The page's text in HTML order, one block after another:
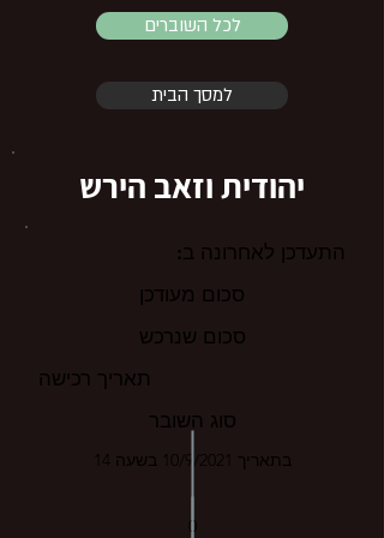
לכל השוברים
למסך הבית
יהודית וזאב הירש
התעדכן לאחרונה ב:
סכום מעודכן
סכום שנרכש
תאריך רכישה
סוג השובר
בתאריך 10/9/2021 בשעה 14
0